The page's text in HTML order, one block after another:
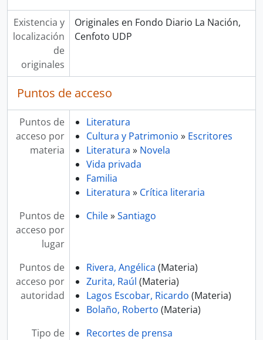
Existencia y
localización
de
originales
Originales en Fondo Diario La Nación,
Cenfoto UDP
Puntos de acceso
Puntos de
acceso por
materia
Literatura
Cultura y Patrimonio » Escritores
Literatura » Novela
Vida privada
Familia
Literatura » Crítica literaria
Puntos de
acceso por
lugar
Chile»Santiago
Puntos de
acceso por
autoridad
Rivera, Angélica (Materia)
Zurita, Raúl (Materia)
Lagos Escobar, Ricardo (Materia)
Bolaño, Roberto (Materia)
Tipo de
Recortes de prensa